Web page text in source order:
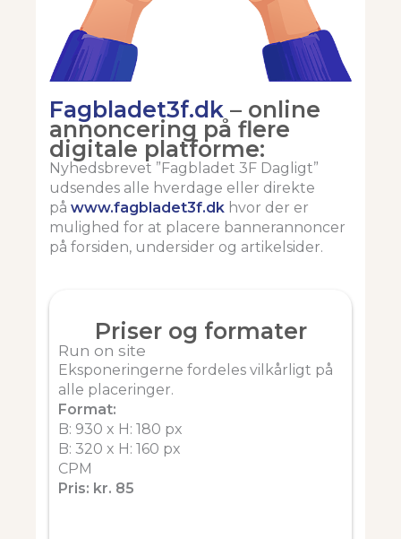
Fagbladet3f.dk – online
annoncering på flere
digitale platforme:
Nyhedsbrevet ”Fagbladet 3F Dagligt”
udsendes alle hverdage eller direkte
på www.fagbladet3f.dk hvor der er
mulighed for at placere bannerannoncer
på forsiden, undersider og artikelsider.
Priser og formater
Run on site
Eksponeringerne fordeles vilkårligt på
alle placeringer.
Format:
B: 930 x H: 180 px
B: 320 x H: 160 px
CPM
Pris: kr. 85